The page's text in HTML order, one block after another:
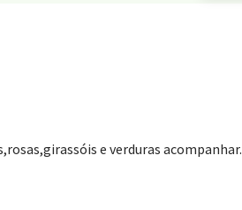
e verduras acompanhar.